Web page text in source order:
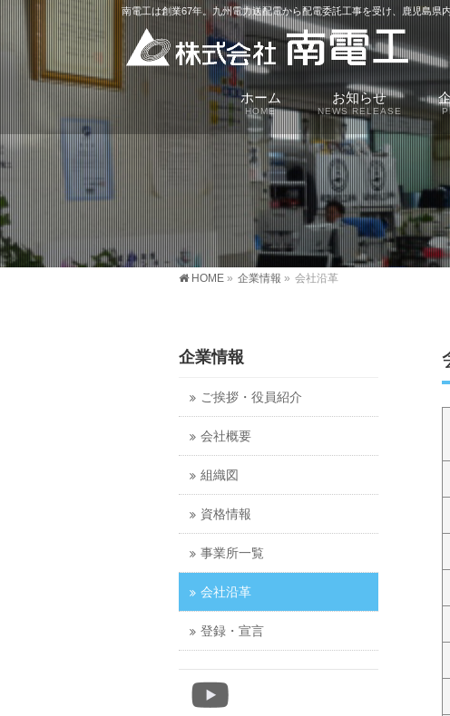
南電工は創業67年。九州電力送配電から配電委託工事を受け、鹿児島
ホーム
HOME
お知らせ
NEWS RELEASE
HOME » 企業情報 » 会社沿革
企業情報
ご挨拶・役員紹介
会社概要
組織図
資格情報
事業所一覧
会社沿革
登録・宣言